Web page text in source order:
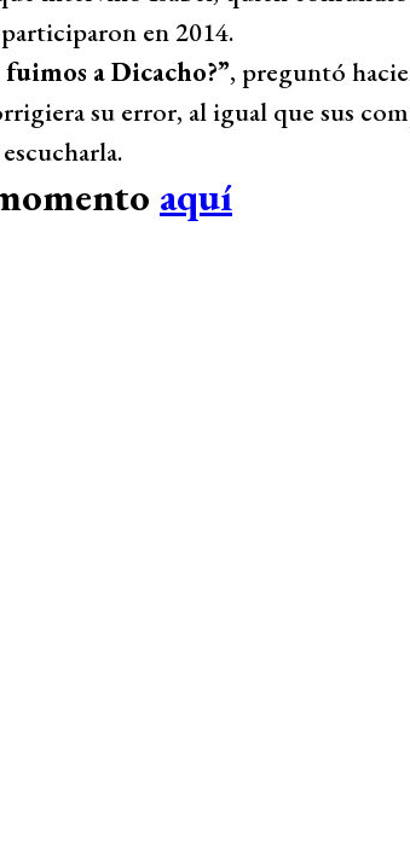
en 2014.
a Dicacho?”, preguntó
su error, al igual que sus
aquí